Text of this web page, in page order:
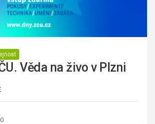
Věda na živo v Plzni